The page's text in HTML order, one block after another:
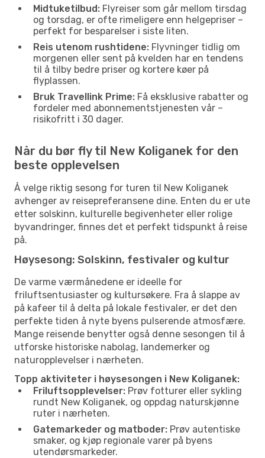
Midtuketilbud: Flyreiser som går mellom tirsdag
og torsdag, er ofte rimeligere enn helgepriser –
perfekt for besparelser i siste liten.
Reis utenom rushtidene: Flyvninger tidlig om
morgenen eller sent på kvelden har en tendens
til å tilby bedre priser og kortere køer på
flyplassen.
Bruk Travellink Prime: Få eksklusive rabatter og
fordeler med abonnementstjenesten vår –
risikofritt i 30 dager.
Når du bør fly til New Koliganek for den
beste opplevelsen
Å velge riktig sesong for turen til New Koliganek
avhenger av reisepreferansene dine. Enten du er ute
etter solskinn, kulturelle begivenheter eller rolige
byvandringer, finnes det et perfekt tidspunkt å reise
på.
Høysesong: Solskinn, festivaler og kultur
De varme værmånedene er ideelle for
friluftsentusiaster og kultursøkere. Fra å slappe av
på kafeer til å delta på lokale festivaler, er det den
perfekte tiden å nyte byens pulserende atmosfære.
Mange reisende benytter også denne sesongen til å
utforske historiske nabolag, landemerker og
naturopplevelser i nærheten.
Topp aktiviteter i høysesongen i New Koliganek:
Friluftsopplevelser: Prøv fotturer eller sykling
rundt New Koliganek, og oppdag naturskjønne
ruter i nærheten.
Gatemarkeder og matboder: Prøv autentiske
smaker, og kjøp regionale varer på byens
utendørsmarkeder.